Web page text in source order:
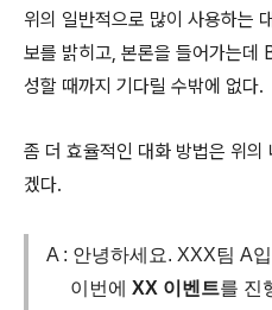
위의 일반적으로 많이 사용하는
보를 밝히고, 본론을 들어가는데
성할 때까지 기다릴 수밖에 없다.
좀 더 효율적인 대화 방법은 위
겠다.
A : 안녕하세요. XXX팀 A
이번에 XX 이벤트를 진